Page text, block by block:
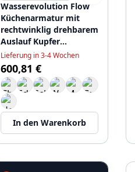
Wasserevolution Flow
Küchenarmatur mit
rechtwinklig drehbarem
Auslauf Kupfer
T158HCPE
Lieferung in 3-4 Wochen
600,81 €
In den Warenkorb